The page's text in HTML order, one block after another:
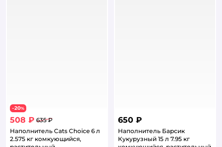
−20%
508 ₽ 635 ₽
Наполнитель Cats Choice 6 л
2.575 кг комкующийся,
650 ₽
Наполнитель Барсик
Кукурузный 15 л 7.95 кг